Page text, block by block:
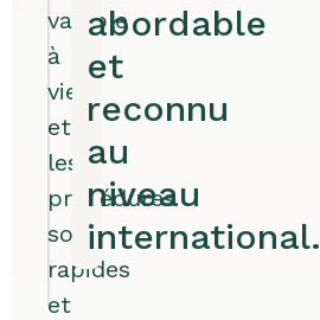
valable
à
vie
et
les
procédures
sont
rapides
et
abordable
et
reconnu
au
niveau
international.